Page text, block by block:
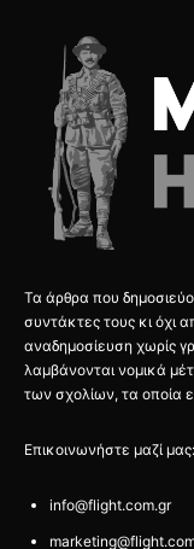
Τα άρθρα που
συντάκτες τους κι όχι
αναδημοσίευση χωρίς
λαμβάνονται νομικά
των σχολίων, τα οποία
Επικοινωνήστε μαζί μας:
info@flight.com.gr